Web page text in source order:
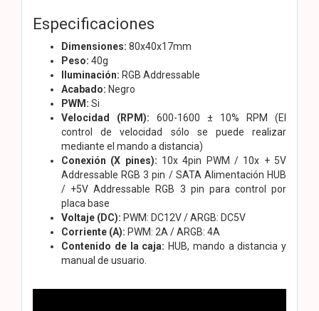
Especificaciones
Dimensiones: 80x40x17mm
Peso: 40g
Iluminación: RGB Addressable
Acabado: Negro
PWM: Si
Velocidad (RPM): 600-1600 ± 10% RPM (El
control de velocidad sólo se puede realizar
mediante el mando a distancia)
Conexión (X pines): 10x 4pin PWM / 10x + 5V
Addressable RGB 3 pin / SATA Alimentación HUB
/ +5V Addressable RGB 3 pin para control por
placa base
Voltaje (DC): PWM: DC12V / ARGB: DC5V
Corriente (A): PWM: 2A / ARGB: 4A
Contenido de la caja: HUB, mando a distancia y
manual de usuario.